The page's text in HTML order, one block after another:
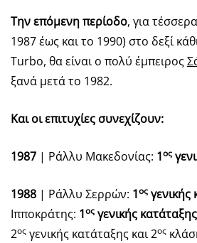
Την επόμενη περίοδο, για
1987 έως και το 1990) στο δεξί
Turbo, θα είναι ο πολύ έμπειρος
ξανά μετά το 1982.
Και οι επιτυχίες συνεχίζουν:
1987 | Ράλλυ Μακεδονίας: 1ος
1988 | Ράλλυ Σερρών: 1ος γενικής
Ιπποκράτης: 1ος γενικής κατάταξης
2ος γενικής κατάταξης και 2ος